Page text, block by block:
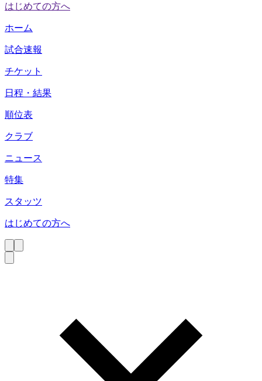
はじめての方へ
ホーム
試合速報
チケット
日程・結果
順位表
クラブ
ニュース
特集
スタッツ
はじめての方へ